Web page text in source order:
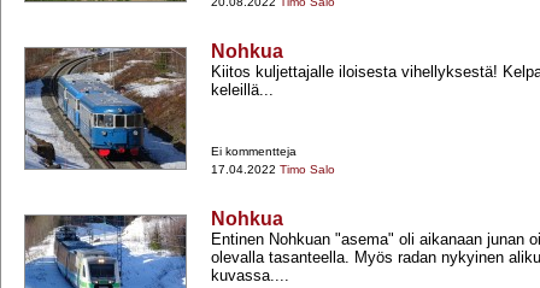
Nohkua
Kiitos kuljettajalle iloisesta vihellyksestä!
keleillä...
Ei kommentteja
17.04.2022 Timo Salo
Nohkua
Entinen Nohkuan "asema" oli aikanaan junan
olevalla tasanteella. Myös radan nykyinen
kuvassa....